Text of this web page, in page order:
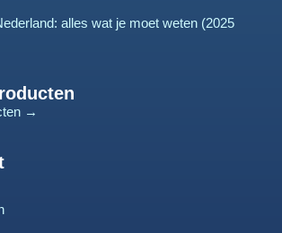
alles wat je moet weten (2025
→